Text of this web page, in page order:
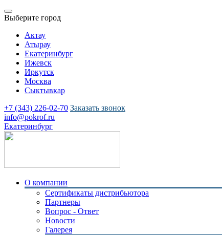
Выберите город
Актау
Атырау
Екатеринбург
Ижевск
Иркутск
Москва
Сыктывкар
+7 (343) 226-02-70 Заказать звонок
info@pokrof.ru
Екатеринбург
О компании
Сертификаты дистрибьютора
Партнеры
Вопрос - Ответ
Новости
Галерея